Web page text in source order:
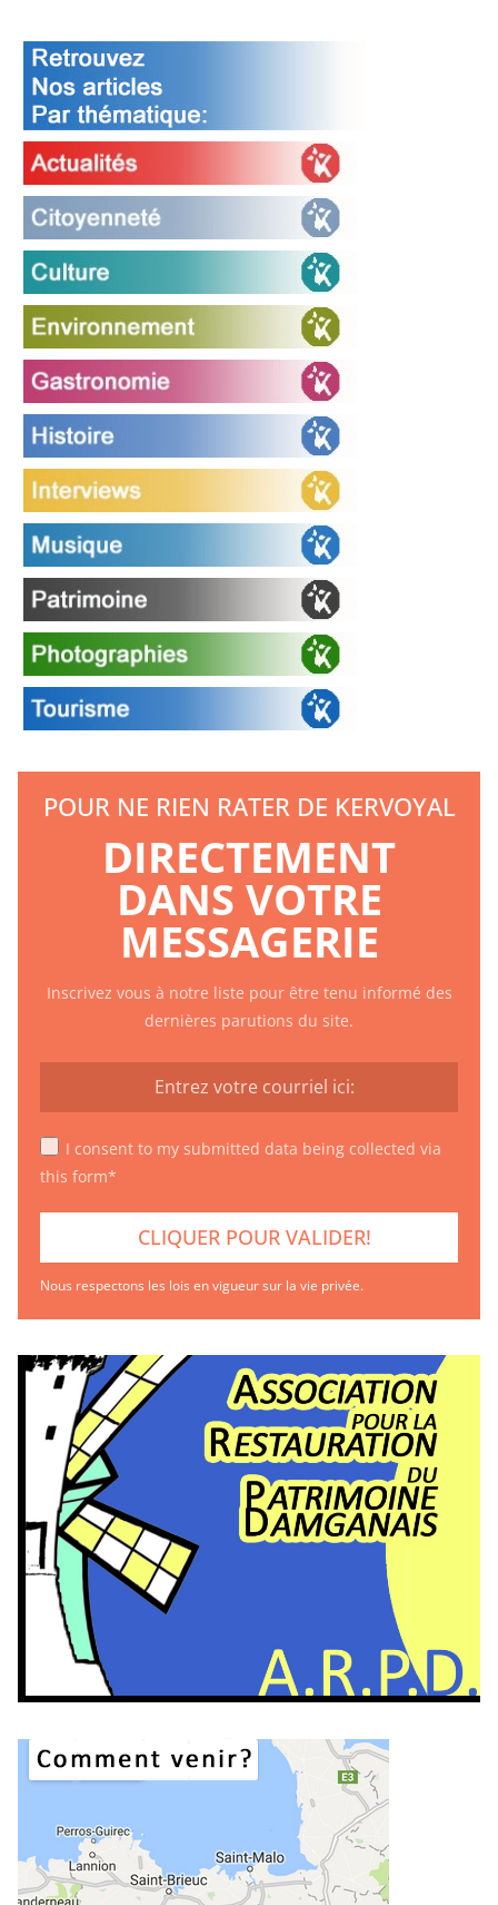
POUR NE RIEN RATER DE KERVOYAL
DIRECTEMENT
DANS VOTRE
MESSAGERIE
Inscrivez vous à notre liste pour être tenu informé des
dernières parutions du site.
I consent to my submitted data being collected via
this form*
Nous respectons les lois en vigueur sur la vie privée.